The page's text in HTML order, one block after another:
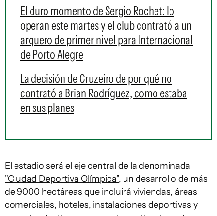
El duro momento de Sergio Rochet: lo
operan este martes y el club contrató a un
arquero de primer nivel para Internacional
de Porto Alegre
La decisión de Cruzeiro de por qué no
contrató a Brian Rodríguez, como estaba
en sus planes
El estadio será el eje central de la denominada
"Ciudad Deportiva Olímpica", un desarrollo de más
de 9000 hectáreas que incluirá viviendas, áreas
comerciales, hoteles, instalaciones deportivas y